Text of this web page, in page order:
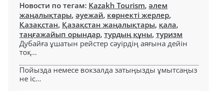
Новости по тегам: Kazakh Tourism, әлем
жаңалықтары, әуежай, көрнекті жерлер,
Қазақстан, Қазақстан жаңалықтары, қала,
таңғажайып орындар, турдың құны, туризм
Дубайға ұшатын рейстер сәуірдің аяғына дейін
тоқ...
Пойызда немесе вокзалда затыңызды ұмытсаңыз
не іс...